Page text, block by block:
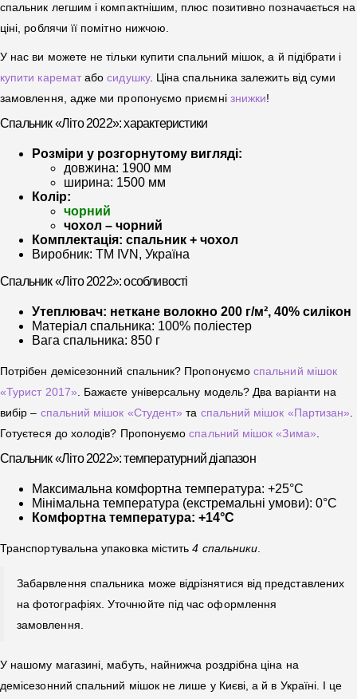
спальник легшим і компактнішим, плюс позитивно позначається на
ціні, роблячи її помітно нижчою.
У нас ви можете не тільки купити спальний мішок, а й підібрати і
купити карематабосидушку. Ціна спальника залежить від суми
замовлення, адже ми пропонуємо приємні знижки!
Спальник «Літо 2022»: характеристики
Розміри у розгорнутому вигляді:
довжина: 1900 мм
ширина: 1500 мм
Колір:
чорний
чохол – чорний
Комплектація: спальник + чохол
Виробник: ТМ IVN, Україна
Спальник «Літо 2022»: особливості
Утеплювач: неткане волокно 200 г/м², 40% силікон
Матеріал спальника: 100% поліестер
Вага спальника: 850 г
Потрібен демісезонний спальник? Пропонуємоспальний мішок
«Турист 2017». Бажаєте універсальну модель? Два варіанти на
вибір – спальний мішок «Студент» та спальний мішок «Партизан».
Готуєтеся до холодів? Пропонуємоспальний мішок «Зима».
Спальник «Літо 2022»: температурний діапазон
Максимальна комфортна температура: +25°C
Мінімальна температура (екстремальні умови): 0°C
Комфортна температура: +14°C
Транспортувальна упаковка містить4 спальники.
Забарвлення спальника може відрізнятися від представлених
на фотографіях. Уточнюйте під час оформлення
замовлення.
У нашому магазині, мабуть, найнижча роздрібна ціна на
демісезонний спальний мішок не лише у Києві, а й в Україні. І це